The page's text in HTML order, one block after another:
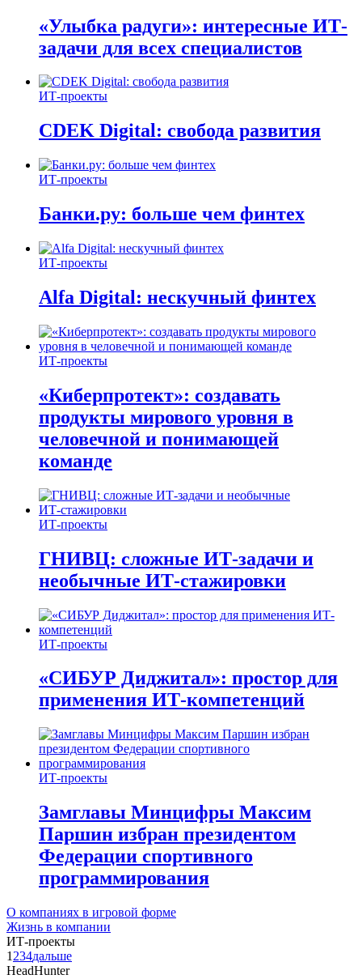
«Улыбка радуги»: интересные ИТ-
задачи для всех специалистов
ИТ-проекты
CDEK Digital: свобода развития
ИТ-проекты
Банки.ру: больше чем финтех
ИТ-проекты
Alfa Digital: нескучный финтех
ИТ-проекты
«Киберпротект»: создавать
продукты мирового уровня в
человечной и понимающей
команде
ИТ-проекты
ГНИВЦ: сложные ИТ‑задачи и
необычные ИТ‑стажировки
ИТ-проекты
«СИБУР Диджитал»: простор для
применения ИТ-компетенций
ИТ-проекты
Замглавы Минцифры Максим
Паршин избран президентом
Федерации спортивного
программирования
О компаниях в игровой форме
Жизнь в компании
ИТ-проекты
1 234дальше
HeadHunter